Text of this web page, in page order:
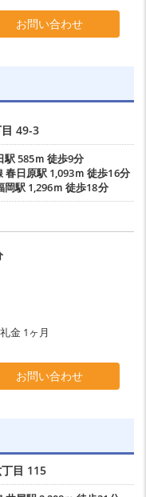
お問い合わせ
49-3
駅585ｍ 徒歩9分
春日原駅1,093ｍ 徒歩16分
岡駅1,296ｍ 徒歩18分
金 1ヶ月
お問い合わせ
目 115